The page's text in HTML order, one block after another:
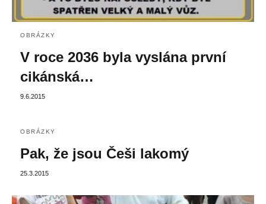
OBRÁZKY
V roce 2036 byla vyslána první
cikánská…
9.6.2015
OBRÁZKY
Pak, že jsou Češi lakomý
25.3.2015